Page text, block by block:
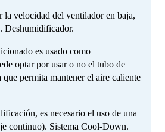
la velocidad del ventilador en baja,
Deshumidificador.
es usado como
optar por usar o no el tubo de
permita mantener el aire caliente
es necesario el uso de una
continuo). Sistema Cool-Down.